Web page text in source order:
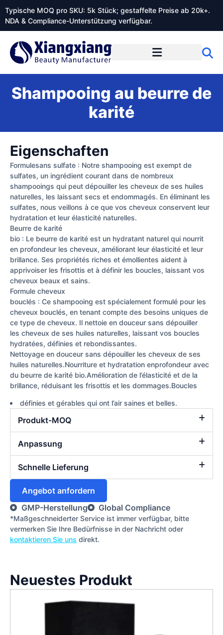
Typische MOQ pro SKU: 5k Stück; gestaffelte Preise ab 20k+.
NDA & Compliance-Unterstützung verfügbar.
Shampooing au beurre de
karité
Eigenschaften
Formulesans sulfate : Notre shampooing est exempt de
sulfates, un ingrédient courant dans de nombreux
shampooings qui peut dépouiller les cheveux de ses huiles
naturelles, les laissant secs et endommagés. En éliminant les
sulfates, nous veillons à ce que vos cheveux conservent leur
hydratation et leur élasticité naturelles.
Beurre de karité
bio : Le beurre de karité est un hydratant naturel qui nourrit
en profondeur les cheveux, améliorant leur élasticité et leur
brillance. Ses propriétés riches et émollientes aident à
apprivoiser les frisottis et à définir les boucles, laissant vos
cheveux beaux et sains.
Formule cheveux
bouclés : Ce shampooing est spécialement formulé pour les
cheveux bouclés, en tenant compte des besoins uniques de
ce type de cheveux. Il nettoie en douceur sans dépouiller
les cheveux de ses huiles naturelles, laissant vos boucles
hydratées, définies et rebondissantes.
Nettoyage en douceur sans dépouiller les cheveux de ses
huiles naturelles.Nourriture et hydratation enprofondeur avec
du beurre de karité bio.Amélioration de l’élasticité et de la
brillance, réduisant les frisottis et les dommages.Boucles
définies et gérables qui ont l’air saines et belles.
Produkt-MOQ
Anpassung
Schnelle Lieferung
Angebot anfordern
GMP-Herstellung
Global Compliance
*Maßgeschneiderter Service ist immer verfügbar, bitte
vermerken Sie Ihre Bedürfnisse in der Nachricht oder
kontaktieren Sie uns direkt.
Neuestes Produkt